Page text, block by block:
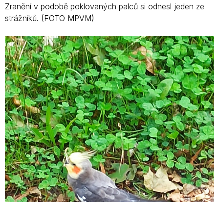
Zranění v podobě poklovaných palců si odnesl jeden ze
strážníků. (FOTO MPVM)